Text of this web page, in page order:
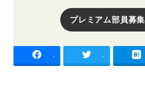
プレミアム部員募
- -